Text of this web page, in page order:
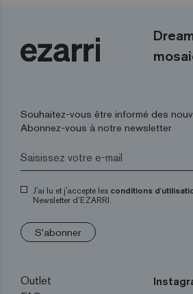
Souhaitez-vous être informé des
Abonnez-vous à notre newsletter
J'ai lu et j'accepte les conditions
Newsletter d’EZARRI.
S'abonner
Outlet